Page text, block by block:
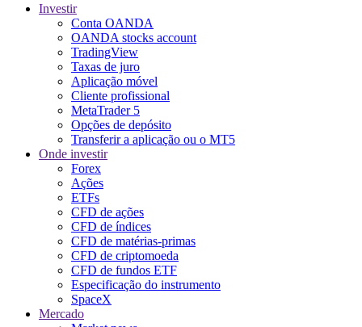
Investir
Conta OANDA
OANDA stocks account
TradingView
Taxas de juro
Aplicação móvel
Cliente profissional
MetaTrader 5
Opções de depósito
Transferir a aplicação ou o MT5
Onde investir
Forex
Ações
ETFs
CFD de ações
CFD de índices
CFD de matérias-primas
CFD de criptomoeda
CFD de fundos ETF
Especificação do instrumento
SpaceX
Mercado